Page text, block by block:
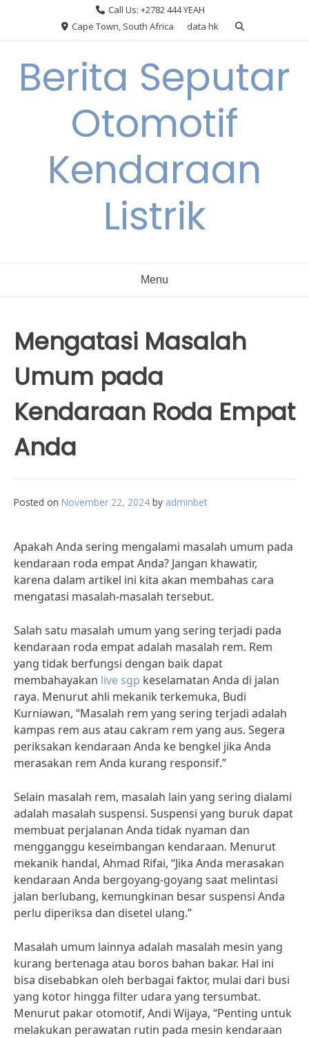
Call Us: +2782 444 YEAH
Cape Town, South Africa
data hk
Berita Seputar
Otomotif
Kendaraan
Listrik
Menu
Mengatasi Masalah
Umum pada
Kendaraan Roda Empat
Anda
Posted on November 22, 2024 by adminbet
Apakah Anda sering mengalami masalah umum pada
kendaraan roda empat Anda? Jangan khawatir,
karena dalam artikel ini kita akan membahas cara
mengatasi masalah-masalah tersebut.
Salah satu masalah umum yang sering terjadi pada
kendaraan roda empat adalah masalah rem. Rem
yang tidak berfungsi dengan baik dapat
membahayakan live sgp keselamatan Anda di jalan
raya. Menurut ahli mekanik terkemuka, Budi
Kurniawan, “Masalah rem yang sering terjadi adalah
kampas rem aus atau cakram rem yang aus. Segera
periksakan kendaraan Anda ke bengkel jika Anda
merasakan rem Anda kurang responsif.”
Selain masalah rem, masalah lain yang sering dialami
adalah masalah suspensi. Suspensi yang buruk dapat
membuat perjalanan Anda tidak nyaman dan
mengganggu keseimbangan kendaraan. Menurut
mekanik handal, Ahmad Rifai, “Jika Anda merasakan
kendaraan Anda bergoyang-goyang saat melintasi
jalan berlubang, kemungkinan besar suspensi Anda
perlu diperiksa dan disetel ulang.”
Masalah umum lainnya adalah masalah mesin yang
kurang bertenaga atau boros bahan bakar. Hal ini
bisa disebabkan oleh berbagai faktor, mulai dari busi
yang kotor hingga filter udara yang tersumbat.
Menurut pakar otomotif, Andi Wijaya, “Penting untuk
melakukan perawatan rutin pada mesin kendaraan